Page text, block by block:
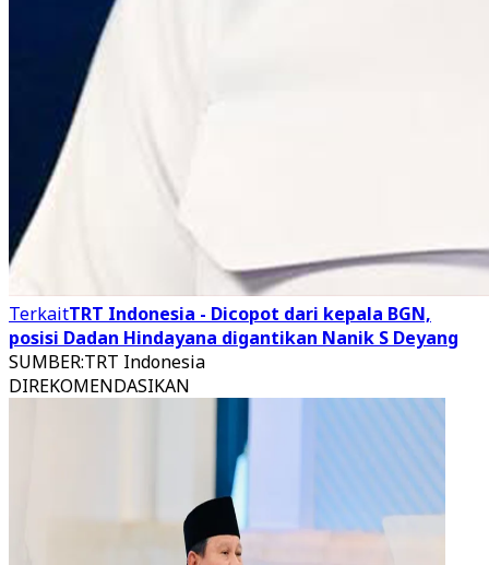
TerkaitTRT Indonesia - Dicopot dari kepala BGN,
posisi Dadan Hindayana digantikan Nanik S Deyang
SUMBER:TRT Indonesia
DIREKOMENDASIKAN